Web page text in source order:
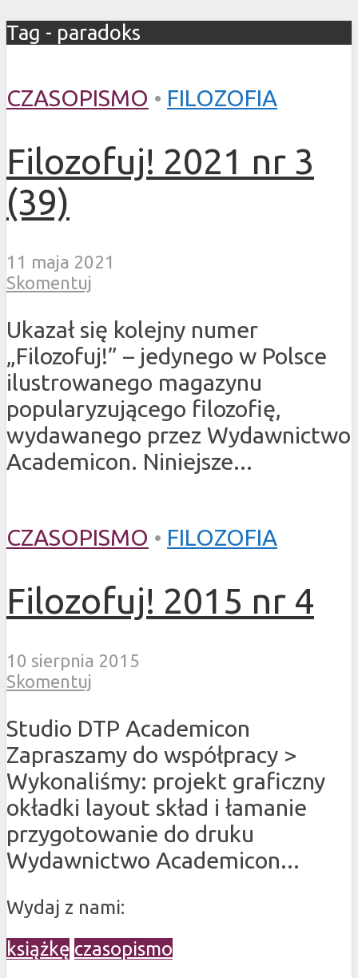
Tag - paradoks
CZASOPISMO • FILOZOFIA
Filozofuj! 2021 nr 3
(39)
11 maja 2021
Skomentuj
Ukazał się kolejny numer
„Filozofuj!” – jedynego w Polsce
ilustrowanego magazynu
popularyzującego filozofię,
wydawanego przez Wydawnictwo
Academicon. Niniejsze...
CZASOPISMO • FILOZOFIA
Filozofuj! 2015 nr 4
10 sierpnia 2015
Skomentuj
Studio DTP Academicon
Zapraszamy do współpracy >
Wykonaliśmy: projekt graficzny
okładki layout skład i łamanie
przygotowanie do druku
Wydawnictwo Academicon...
Wydaj z nami:
książkę czasopismo